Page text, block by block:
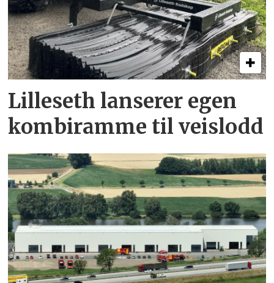
Lilleseth lanserer egen
kombi­ramme til veislodd